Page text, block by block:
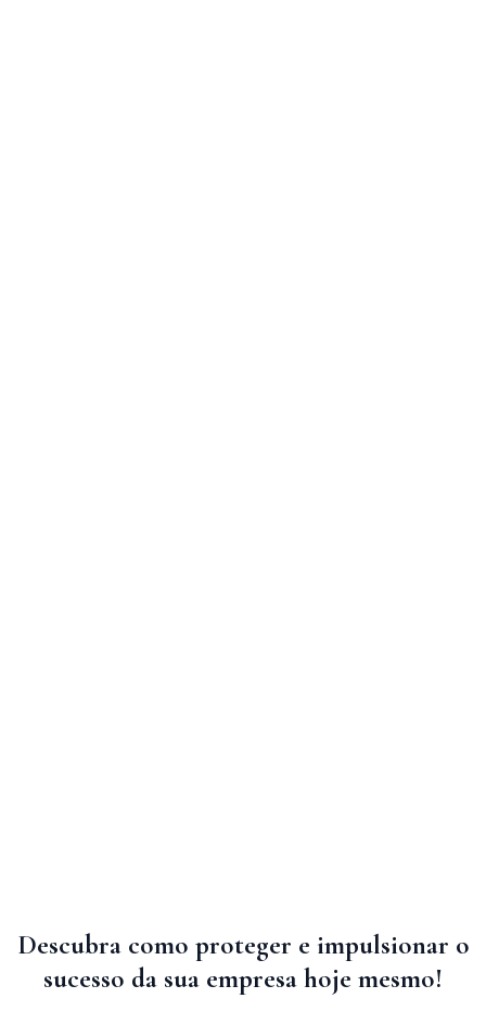
Descubra como proteger e impulsionar o
sucesso da sua empresa hoje mesmo!